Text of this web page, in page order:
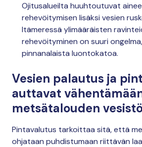
Ojitusalueilta huuhtoutuvat
rehevöitymisen lisäksi vesien
Itämeressä ylimääräisten
rehevöityminen on suuri
pinnanalaista luontokatoa.
Vesien palautus ja
auttavat
metsätalouden
Pintavalutus tarkoittaa sitä, että
ohjataan puhdistumaan riittävän